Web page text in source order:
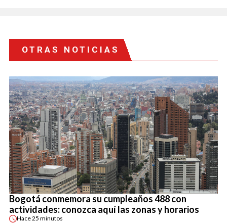
OTRAS NOTICIAS
Bogotá conmemora su cumpleaños 488 con
actividades: conozca aquí las zonas y horarios
Hace25 minutos